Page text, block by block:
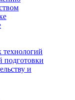
подготовки
и